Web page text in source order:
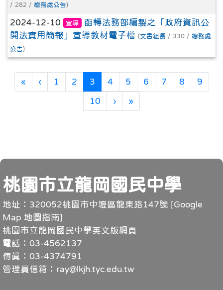
/ 282 / 總務處公告)
2024-12-10 宣導
函轉法務部編製之「政府資訊公
開法實用簡報」宣導教材電子檔 (文書組長 / 330 / 總務處
公告)
«第一頁
‹上一頁
1 2 3(目前頁次)
4 5 6 7 8 9
10 ›下一頁
»最後頁
頁尾
桃園市立龍岡國民中學
地址：320052桃園市中壢區龍東路147號 [Google
Map 地圖指南]
桃園市立龍岡國民中學英文版網頁
電話：03-4562137
傳真：03-4374791
管理員信箱：ray@lkjh.tyc.edu.tw